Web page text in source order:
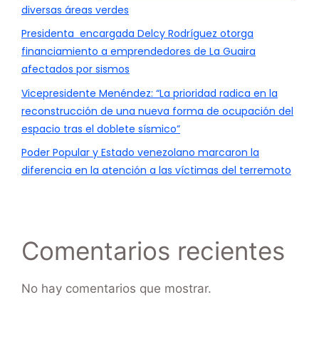
diversas áreas verdes
Presidenta encargada Delcy Rodríguez otorga
financiamiento a emprendedores de La Guaira
afectados por sismos
Vicepresidente Menéndez: “La prioridad radica en la
reconstrucción de una nueva forma de ocupación del
espacio tras el doblete sísmico”
Poder Popular y Estado venezolano marcaron la
diferencia en la atención a las víctimas del terremoto
Comentarios recientes
No hay comentarios que mostrar.